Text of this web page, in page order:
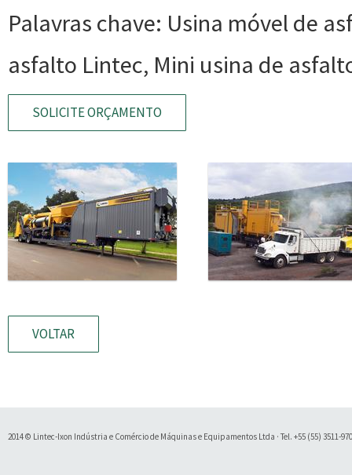
Palavras chave: Usina móvel de
asfalto Lintec, Mini usina de
SOLICITE ORÇAMENTO
VOLTAR
2014 © Lintec-Ixon Indústria e Comércio de Máquinas e Equipamentos Ltda · Tel. +55 (55) 3511-